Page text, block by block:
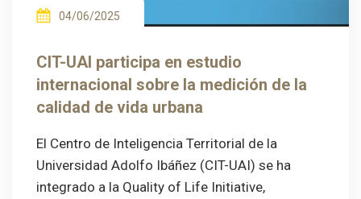
04/06/2025
CIT-UAI participa en estudio
internacional sobre la medición de la
calidad de vida urbana
El Centro de Inteligencia Territorial de la
Universidad Adolfo Ibáñez (CIT-UAI) se ha
integrado a la Quality of Life Initiative,